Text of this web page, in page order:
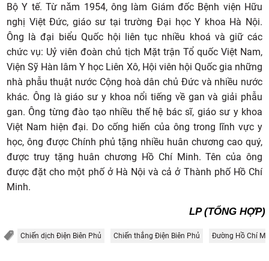
Bộ Y tế. Từ nǎm 1954, ông làm Giám đốc Bệnh viện Hữu
nghị Việt Đức, giáo sư tại trường Đại học Y khoa Hà Nội.
Ông là đại biểu Quốc hội liên tục nhiều khoá và giữ các
chức vụ: Uỷ viên đoàn chủ tịch Mặt trận Tổ quốc Việt Nam,
Viện Sỹ Hàn lâm Y học Liên Xô, Hội viên hội Quốc gia những
nhà phẫu thuật nước Cộng hoà dân chủ Đức và nhiều nước
khác. Ông là giáo sư y khoa nổi tiếng về gan và giải phẫu
gan. Ông từng đào tạo nhiều thế hệ bác sĩ, giáo sư y khoa
Việt Nam hiện đại. Do cống hiến của ông trong lĩnh vực y
học, ông được Chính phủ tặng nhiều huân chương cao quý,
được truy tặng huân chương Hồ Chí Minh. Tên của ông
được đặt cho một phố ở Hà Nội và cả ở Thành phố Hồ Chí
Minh.
LP (TỔNG HỢP)
Chiến dịch Điện Biên Phủ Chiến thắng Điện Biên Phủ Đường Hồ Chí